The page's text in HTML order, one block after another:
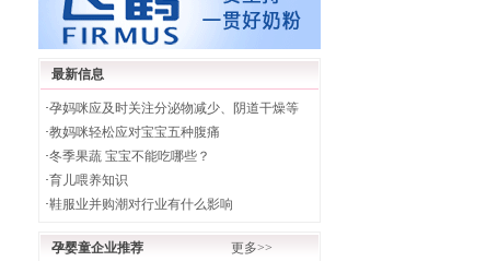
最新信息
·孕妈咪应及时关注分泌物减少、阴道干燥等
·教妈咪轻松应对宝宝五种腹痛
·冬季果蔬 宝宝不能吃哪些？
·育儿喂养知识
·鞋服业并购潮对行业有什么影响
孕婴童企业推荐 更多>>